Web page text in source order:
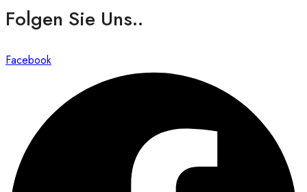
Folgen Sie Uns..
Facebook